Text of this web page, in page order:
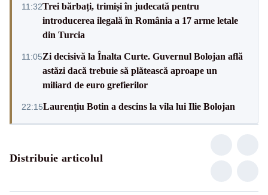
11:32Trei bărbați, trimiși în judecată pentru
introducerea ilegală în România a 17 arme letale
din Turcia
11:05Zi decisivă la Înalta Curte. Guvernul Bolojan află
astăzi dacă trebuie să plătească aproape un
miliard de euro grefierilor
22:15Laurențiu Botin a descins la vila lui Ilie Bolojan
Distribuie articolul